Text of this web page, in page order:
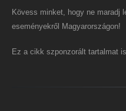
Kövess minket, hogy ne maradj
eseményekről Magyarországon!
Ez a cikk szponzorált tartalmat